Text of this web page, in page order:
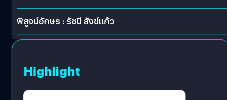
พิสูจน์อักษร : รัชนี สังข์แก้ว
Highlight